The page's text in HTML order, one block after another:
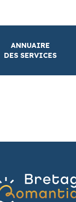
ANNUAIRE
DES SERVICES